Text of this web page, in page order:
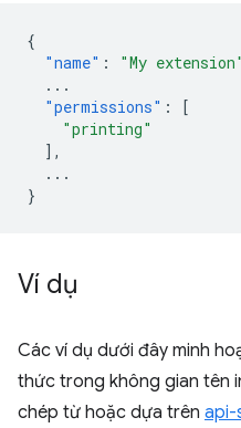
{
"name" : "My extension"
...
"permissions" :
[
"printing"
],
...
}
Ví dụ
Các ví dụ dưới đây minh
thức trong không gian tên
chép từ hoặc dựa trên api-